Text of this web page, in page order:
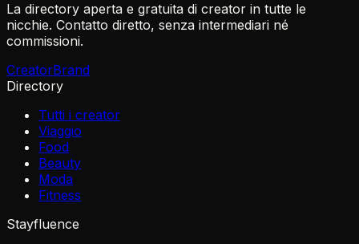
La directory aperta e gratuita di creator in tutte le
nicchie. Contatto diretto, senza intermediari né
commissioni.
CreatorBrand
Directory
Tutti i creator
Viaggio
Food
Beauty
Moda
Fitness
Stayfluence